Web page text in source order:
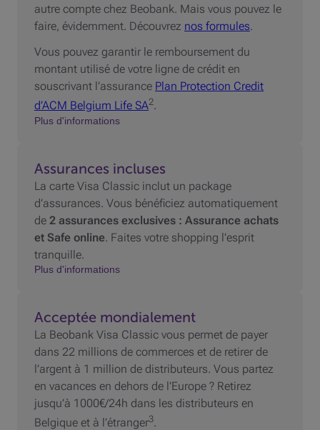
autre compte chez Beobank. Mais vous pouvez le
faire, évidemment. Découvrez nos formules.
Vous pouvez garantir le remboursement du
montant utilisé de votre ligne de crédit en
souscrivant l’assurance Plan Protection Credit
d’ACM Belgium Life SA2.
Plus d'informations
Assurances incluses
La carte Visa Classic inclut un package
d’assurances. Vous bénéficiez automatiquement
de 2 assurances exclusives : Assurance achats
et Safe online. Faites votre shopping l’esprit
tranquille.
Plus d'informations
Acceptée mondialement
La Beobank Visa Classic vous permet de payer
dans 22 millions de commerces et de retirer de
l’argent à 1 million de distributeurs. Vous partez
en vacances en dehors de l’Europe ? Retirez
jusqu’à 1000€/24h dans les distributeurs en
Belgique et à l’étranger3.